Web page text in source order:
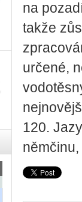
na
takže
určené,
120.